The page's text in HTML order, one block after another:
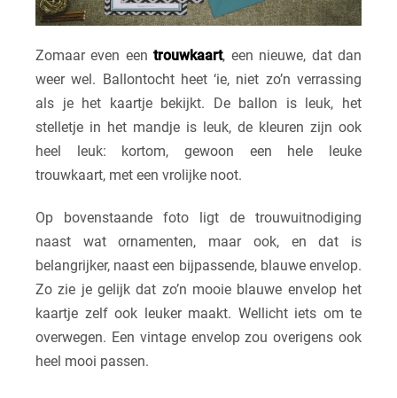
Zomaar even eentrouwkaart, een nieuwe, dat dan
weer wel. Ballontocht heet ‘ie, niet zo’n verrassing
als je het kaartje bekijkt. De ballon is leuk, het
stelletje in het mandje is leuk, de kleuren zijn ook
heel leuk: kortom, gewoon een hele leuke
trouwkaart, met een vrolijke noot.
Op bovenstaande foto ligt de trouwuitnodiging
naast wat ornamenten, maar ook, en dat is
belangrijker, naast een bijpassende, blauwe envelop.
Zo zie je gelijk dat zo’n mooie blauwe envelop het
kaartje zelf ook leuker maakt. Wellicht iets om te
overwegen. Een vintage envelop zou overigens ook
heel mooi passen.